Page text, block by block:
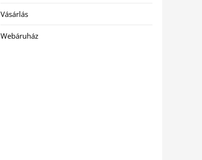
Vásárlás
Webáruház